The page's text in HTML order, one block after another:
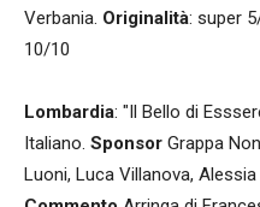
Verbania. Originalità:
10/10
Lombardia: "Il Bello di
Italiano. Sponsor Grappa
Luoni, Luca Villanova,